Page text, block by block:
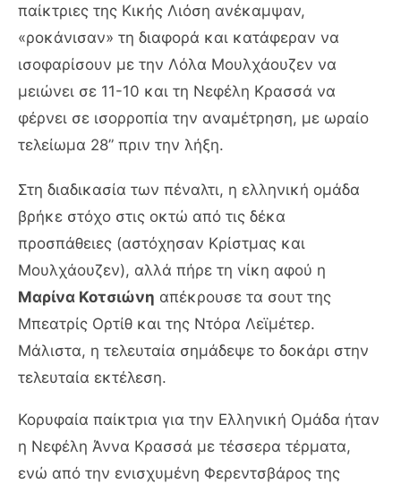
παίκτριες της Κικής Λιόση ανέκαμψαν,
«ροκάνισαν» τη διαφορά και κατάφεραν να
ισοφαρίσουν με την Λόλα Μουλχάουζεν να
μειώνει σε 11-10 και τη Νεφέλη Κρασσά να
φέρνει σε ισορροπία την αναμέτρηση, με ωραίο
τελείωμα 28” πριν την λήξη.
Στη διαδικασία των πέναλτι, η ελληνική ομάδα
βρήκε στόχο στις οκτώ από τις δέκα
προσπάθειες (αστόχησαν Κρίστμας και
Μουλχάουζεν), αλλά πήρε τη νίκη αφού η
Μαρίνα Κοτσιώνη απέκρουσε τα σουτ της
Μπεατρίς Ορτίθ και της Ντόρα Λεϊμέτερ.
Μάλιστα, η τελευταία σημάδεψε το δοκάρι στην
τελευταία εκτέλεση.
Κορυφαία παίκτρια για την Ελληνική Ομάδα ήταν
η Νεφέλη Άννα Κρασσά με τέσσερα τέρματα,
ενώ από την ενισχυμένη Φερεντσβάρος της